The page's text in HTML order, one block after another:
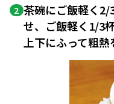
2 茶碗にご飯軽く2/
せ、ご飯軽く1/3
上下にふって粗熱